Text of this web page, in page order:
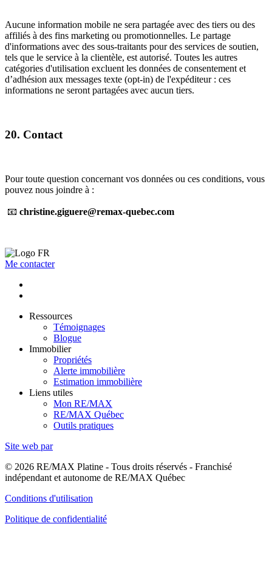
Aucune information mobile ne sera partagée avec des tiers ou des
affiliés à des fins marketing ou promotionnelles. Le partage
d'informations avec des sous-traitants pour des services de soutien,
tels que le service à la clientèle, est autorisé. Toutes les autres
catégories d'utilisation excluent les données de consentement et
d’adhésion aux messages texte (opt-in) de l'expéditeur : ces
informations ne seront partagées avec aucun tiers.
20. Contact
Pour toute question concernant vos données ou ces conditions, vous
pouvez nous joindre à :
📧 christine.giguere@remax-quebec.com
Me contacter
Ressources
Témoignages
Blogue
Immobilier
Propriétés
Alerte immobilière
Estimation immobilière
Liens utiles
Mon RE/MAX
RE/MAX Québec
Outils pratiques
Site web par
© 2026 RE/MAX Platine - Tous droits réservés - Franchisé
indépendant et autonome de RE/MAX Québec
Conditions d'utilisation
Politique de confidentialité